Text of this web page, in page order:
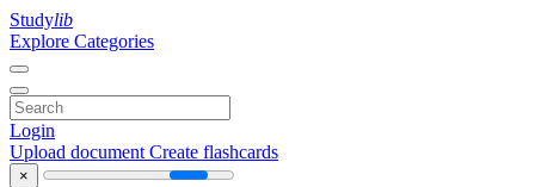
Studylib
Explore Categories
Login
Upload document Create flashcards
×